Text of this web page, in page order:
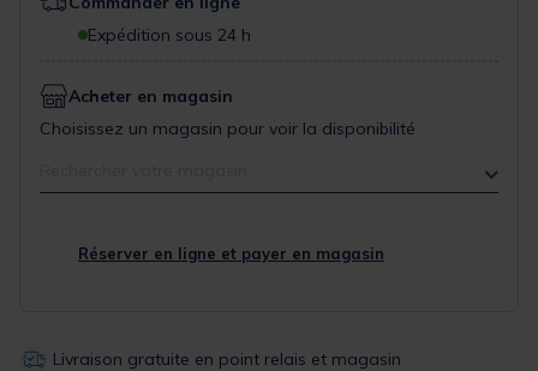
Expédition sous 24 h
Acheter en magasin
Choisissez un magasin pour voir la disponibilité
Réserver en ligne et payer en magasin
Livraison gratuite en point relais et magasin